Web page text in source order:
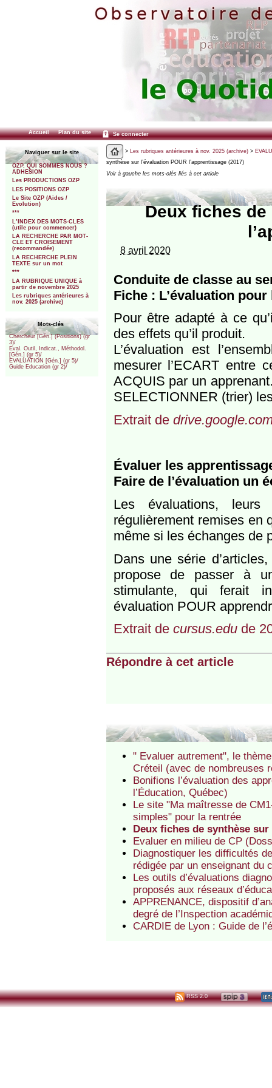
Accueil Plan du site Se connecter
Naviguer sur le site
OZP. QUI SOMMES NOUS ?
ADHESION
Les PRODUCTIONS OZP
LES POSITIONS OZP
Le Site OZP (Aides /
Evolution)
***
L’INDEX DES MOTS-CLES
(utile pour commencer)
LA RECHERCHE PAR MOT-
CLE ET CROISEMENT
(recommandée)
LA RECHERCHE PLEIN
TEXTE sur un mot
***
LA RUBRIQUE UNIQUE à
partir de novembre 2025
Les rubriques antérieures à
nov. 2025 (archive)
Mots-clés
Chercheur [Gén.] (Positions) (gr
3)/
Eval. Outil, Indicat., Méthodol.
[Gén.] (gr 5)/
EVALUATION [Gén.] (gr 5)/
Guide Education (gr 2)/
> Les rubriques antérieures à nov. 2025 (archive)>
synthèse sur l’évaluation POUR l’apprentissage (2017)
Voir à gauche les mots-clés liés à cet article
Deux fiches de
8 avril 2020
Conduite de classe au
Fiche : L’évaluation
Pour être adapté à ce
des effets qu’il produit.
L’évaluation est
mesurer l’ECART entre
ACQUIS par un
SELECTIONNER (trier)
Extrait de
Évaluer les
Faire de l’évaluation un
Les évaluations,
régulièrement remises en
même si les échanges de
Dans une série
propose de passer à
stimulante, qui ferait
évaluation POUR
Extrait de cursus.edude
Répondre à cet article
" Evaluer autrement", le
Créteil (avec de nombreuses
Bonifions l’évaluation des
l’Éducation, Québec)
Le site "Ma maîtresse de
simples" pour la rentrée
Deux fiches de synthèse sur
Evaluer en milieu de CP
Diagnostiquer les difficultés
rédigée par un enseignant du
Les outils d’évaluations
proposés aux réseaux
APPRENANCE, dispositif
degré de l’Inspection
CARDIE de Lyon : Guide de
RSS 2.0